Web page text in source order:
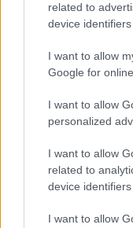
related to
device identifiers
I want to allow
Google for
I want to allow
personalized
I want to allow
related to
device identifiers
I want to allow
Test